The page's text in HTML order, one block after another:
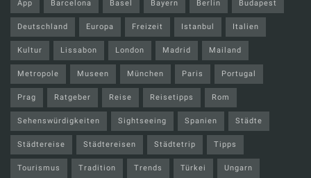
App Barcelona Basel Bayern Berlin Budapest
Deutschland Europa Freizeit Istanbul Italien
Kultur Lissabon London Madrid Mailand
Metropole Museen München Paris Portugal
Prag Ratgeber Reise Reisetipps Rom
Sehenswürdigkeiten Sightseeing Spanien Städte
Städtereise Städtereisen Städtetrip Tipps
Tourismus Tradition Trends Türkei Ungarn